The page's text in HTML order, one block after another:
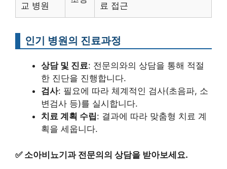
교 병원
료 접근
인기 병원의 진료과정
상담 및 진료: 전문의와의 상담을 통해 적절
한 진단을 진행합니다.
검사: 필요에 따라 체계적인 검사(초음파, 소
변검사 등)를 실시합니다.
치료 계획 수립: 결과에 따라 맞춤형 치료 계
획을 세웁니다.
✅ 소아비뇨기과 전문의의 상담을 받아보세요.